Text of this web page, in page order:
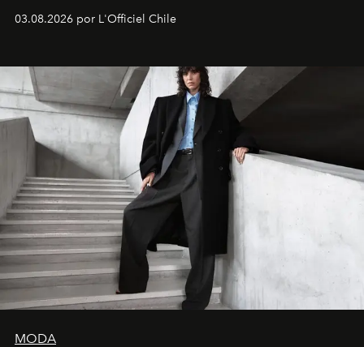
03.08.2026 por L'Officiel Chile
MODA